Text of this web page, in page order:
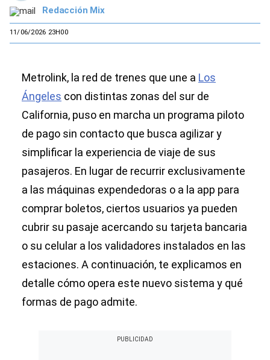
Redacción Mix
11/06/2026 23H00
Metrolink, la red de trenes que une a Los
Ángeles con distintas zonas del sur de
California, puso en marcha un programa piloto
de pago sin contacto que busca agilizar y
simplificar la experiencia de viaje de sus
pasajeros. En lugar de recurrir exclusivamente
a las máquinas expendedoras o a la app para
comprar boletos, ciertos usuarios ya pueden
cubrir su pasaje acercando su tarjeta bancaria
o su celular a los validadores instalados en las
estaciones. A continuación, te explicamos en
detalle cómo opera este nuevo sistema y qué
formas de pago admite.